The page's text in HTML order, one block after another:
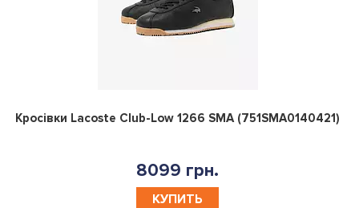
0
Кросівки Lacoste Club-Low 1266 SMA (751SMA0140421)
8099 грн.
КУПИТЬ